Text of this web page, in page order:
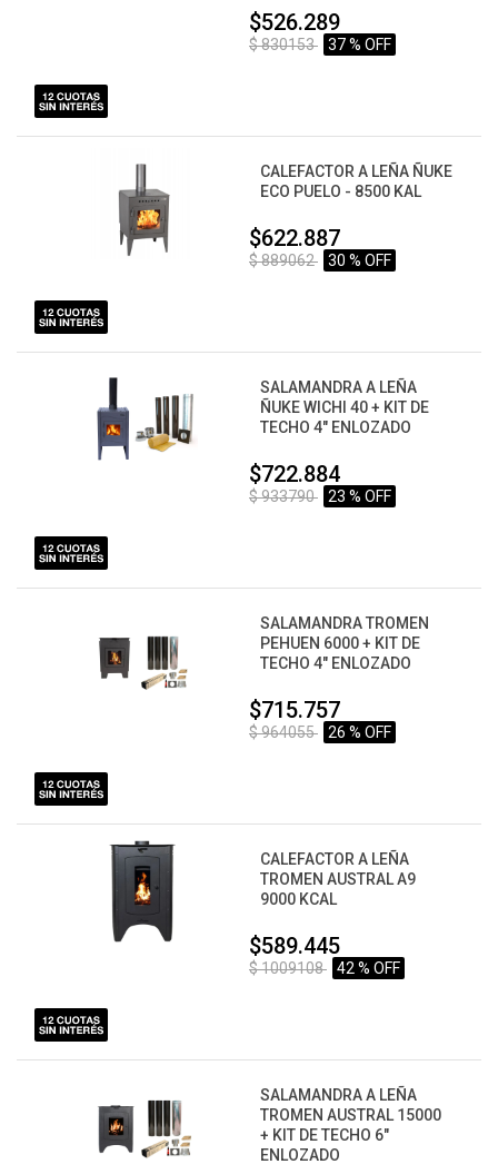
$526.289
$ 830153 37 % OFF
CALEFACTOR A LEÑA ÑUKE
ECO PUELO - 8500 KAL
$622.887
$ 889062 30 % OFF
SALAMANDRA A LEÑA
ÑUKE WICHI 40 + KIT DE
TECHO 4" ENLOZADO
$722.884
$ 933790 23 % OFF
SALAMANDRA TROMEN
PEHUEN 6000 + KIT DE
TECHO 4" ENLOZADO
$715.757
$ 964055 26 % OFF
CALEFACTOR A LEÑA
TROMEN AUSTRAL A9
9000 KCAL
$589.445
$ 1009108 42 % OFF
SALAMANDRA A LEÑA
TROMEN AUSTRAL 15000
+ KIT DE TECHO 6"
ENLOZADO